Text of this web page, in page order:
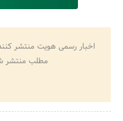
اخبار رسمی هویت منتشر
مطلب منتشر